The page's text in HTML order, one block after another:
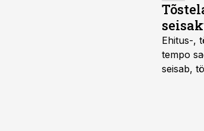
Ehitus-,
tempo
seisab,